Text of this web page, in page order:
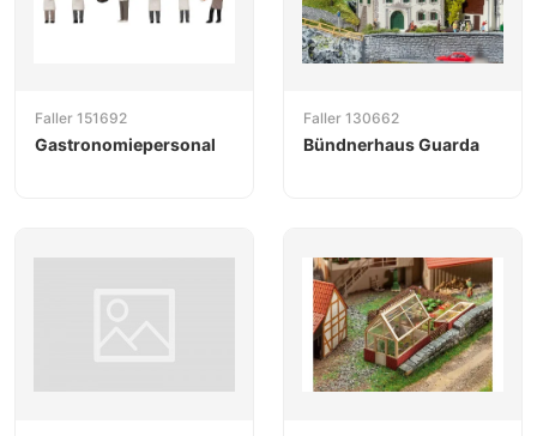
Faller 151692
Gastronomiepersonal
Faller 130662
Bündnerhaus Guarda